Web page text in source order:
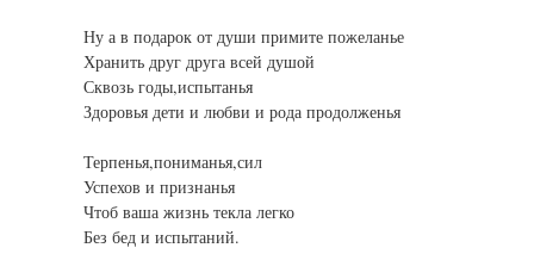
Ну а в подарок от души примите пожеланье
Хранить друг друга всей душой
Сквозь годы,испытанья
Здоровья дети и любви и рода продолженья
Терпенья,пониманья,сил
Успехов и признанья
Чтоб ваша жизнь текла легко
Без бед и испытаний.